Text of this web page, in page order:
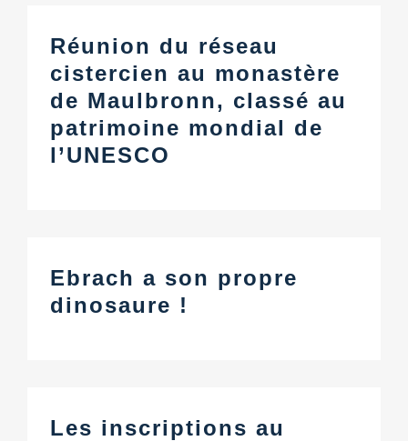
Patrimoine culinaire
Langage facile
Réunion du réseau
cistercien au monastère
de Maulbronn, classé au
patrimoine mondial de
l’UNESCO
Ebrach a son propre
dinosaure !
Les inscriptions au